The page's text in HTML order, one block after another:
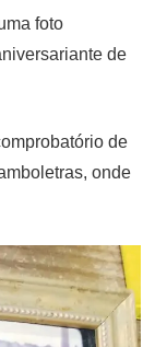
foto
de
de
onde